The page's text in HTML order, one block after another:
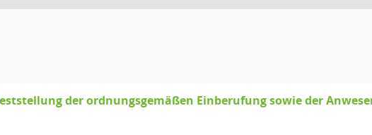
der ordnungsgemäßen Einberufung sowie der